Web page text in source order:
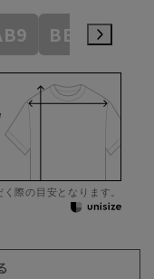
BE3
際の目安となります。